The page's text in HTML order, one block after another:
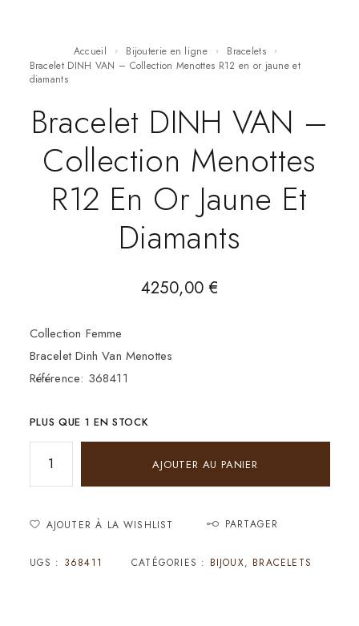
Accueil Bijouterie en ligne
Bracelets
Bracelet DINH VAN – Collection Menottes R12 en or jaune et
diamants
Bracelet DINH VAN –
Collection Menottes
R12 En Or Jaune Et
Diamants
4250,00€
Collection Femme
Bracelet Dinh Van Menottes
Référence: 368411
PLUS QUE 1 EN STOCK
AJOUTER AU PANIER
AJOUTER À LA WISHLIST PARTAGER
UGS : 368411 CATÉGORIES : BIJOUX, BRACELETS